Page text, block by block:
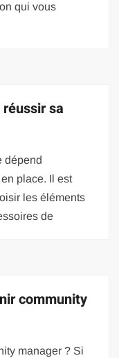
qui vous
sa
dépend
place. Il est
les éléments
de
community
manager ? Si